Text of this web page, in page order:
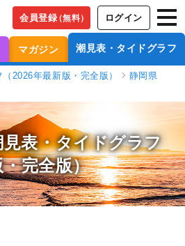
会員登録（無料） ログイン
マガジン 潮見表・タイドグラフ
2026年最新版・完全版）
静岡県
表・タイドグラフ
・完全版）